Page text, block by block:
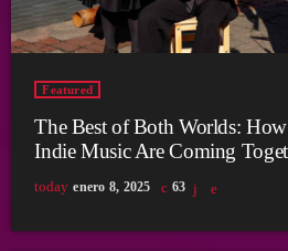
Featured
The Best of Both Worlds:
Indie Music Are Coming
today enero 8, 2025 63